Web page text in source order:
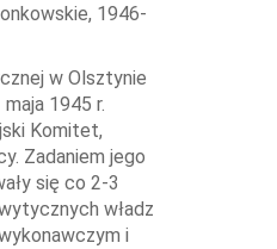
1946-
w Olsztynie
1945 r.
Komitet,
Zadaniem jego
się co 2-3
władz
i